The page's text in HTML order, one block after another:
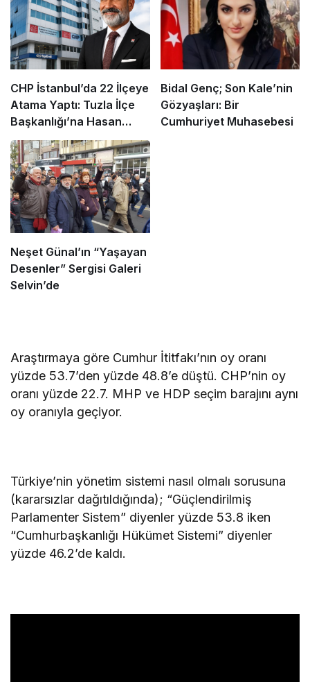
CHP İstanbul’da 22 İlçeye
Atama Yaptı: Tuzla İlçe
Başkanlığı’na Hasan
Uzunyayla Getirildi
Bidal Genç; Son Kale’nin
Gözyaşları: Bir
Cumhuriyet Muhasebesi
Neşet Günal’ın “Yaşayan
Desenler” Sergisi Galeri
Selvin’de
Araştırmaya göre Cumhur İtitfakı’nın oy oranı
yüzde 53.7’den yüzde 48.8’e düştü. CHP’nin oy
oranı yüzde 22.7. MHP ve HDP seçim barajını aynı
oy oranıyla geçiyor.
Türkiye’nin yönetim sistemi nasıl olmalı sorusuna
(kararsızlar dağıtıldığında); “Güçlendirilmiş
Parlamenter Sistem” diyenler yüzde 53.8 iken
“Cumhurbaşkanlığı Hükümet Sistemi” diyenler
yüzde 46.2’de kaldı.